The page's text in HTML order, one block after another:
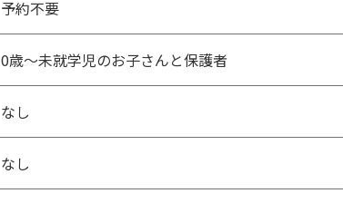
予約不要
0歳～未就学児のお子さんと保護者
なし
なし